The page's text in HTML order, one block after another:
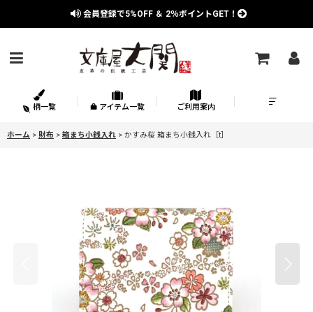
会員登録で5%OFF ＆ 2％ポイントGET！
柄一覧 アイテム一覧 ご利用案内
ホーム > 財布 > 箱まち小銭入れ > かすみ桜 箱まち小銭入れ［t］